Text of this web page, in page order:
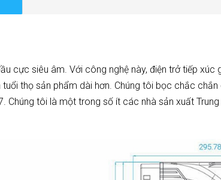
cực siêu âm. Với công nghệ này, điện trở tiếp xúc
thọ sản phẩm dài hơn. Chúng tôi bọc chắc
tôi là một trong số ít các nhà sản xuất